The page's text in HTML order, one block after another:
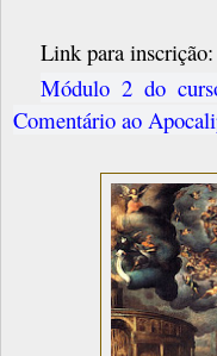
Link para inscrição:
Módulo 2 do
Comentário ao